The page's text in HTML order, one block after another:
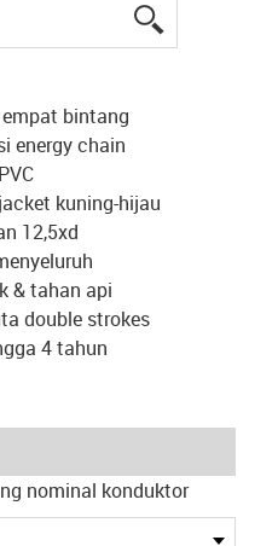
bintang
energy chain
kuning-hijau
12,5xd
& tahan api
double strokes
4 tahun
nominal konduktor